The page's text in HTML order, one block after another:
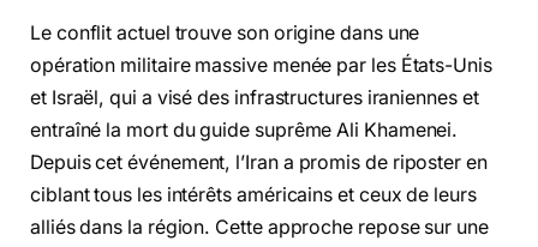
Le conflit actuel trouve son origine dans une
opération militaire massive menée par les États-Unis
et Israël, qui a visé des infrastructures iraniennes et
entraîné la mort du guide suprême Ali Khamenei.
Depuis cet événement, l’Iran a promis de riposter en
ciblant tous les intérêts américains et ceux de leurs
alliés dans la région. Cette approche repose sur une